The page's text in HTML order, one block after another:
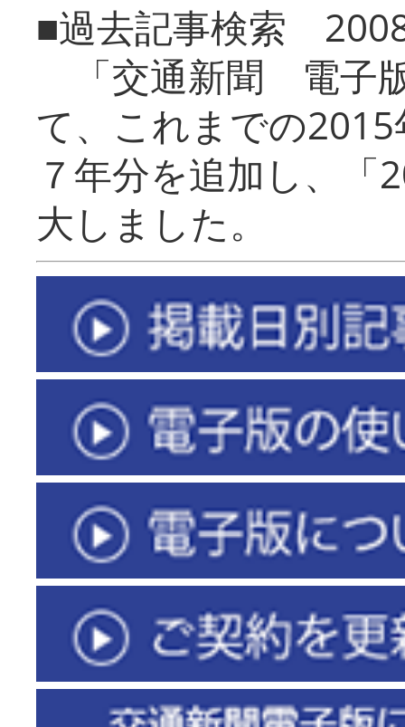
■過去記事検索
「交通新聞 電子
て、これまでの
７年分を追加し、「
大しまし